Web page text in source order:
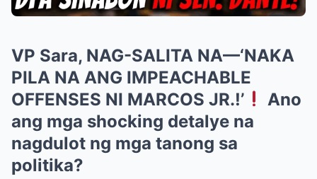
VP Sara, NAG-SALITA NA—‘NAKA
PILA NA ANG IMPEACHABLE
OFFENSES NI MARCOS JR.!’
Ano
ang mga shocking detalye na
nagdulot ng mga tanong sa
politika?